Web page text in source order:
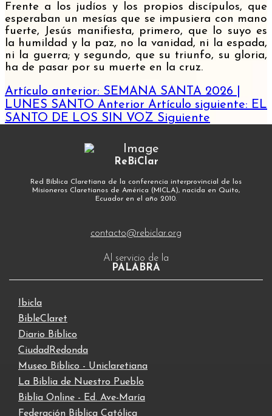
Frente a los judíos y los propios discípulos, que
esperaban un mesías que se impusiera con mano
fuerte, Jesús manifiesta, primero, que lo suyo es
la humildad y la paz, no la vanidad, ni la espada,
ni la guerra; y segundo, que su triunfo, su gloria,
ha de pasar por su muerte en la cruz.
Artículo anterior: SEMANA SANTA 2026 |
LUNES SANTO Anterior Artículo siguiente: EL
SANTO DE LOS SIN VOZ Siguiente
ReBiClar
Red Bíblica Claretiana de la conferencia interprovincial de los
Misioneros Claretianos de América (MICLA), nacida en Quito,
Ecuador en el año 2010.
contacto@rebiclar.org
Al servicio de la
PALABRA
Ibicla
BibleClaret
Diario Bíblico
CiudadRedonda
Museo Bíblico - Uniclaretiana
La Biblia de Nuestro Pueblo
Biblia Online - Ed. Ave-María
Federación Bíblica Católica